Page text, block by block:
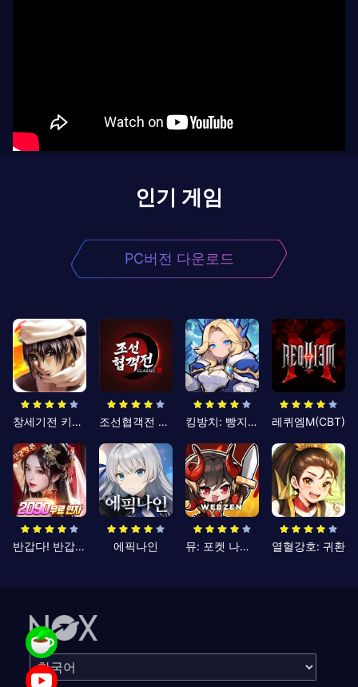
인기 게임
PC버전 다운로드
창세기전 키우기 조선협객전 클래식 킹방치: 빵지의 제왕 레퀴엠M(CBT)
반갑다! 반갑삼국지 에픽나인 뮤: 포켓 나이츠 열혈강호: 귀환